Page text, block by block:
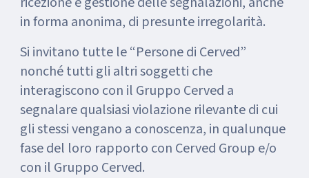
in forma anonima, di presunte irregolarità.
Si invitano tutte le “Persone di Cerved”
nonché tutti gli altri soggetti che
interagiscono con il Gruppo Cerved a
segnalare qualsiasi violazione rilevante di cui
gli stessi vengano a conoscenza, in qualunque
fase del loro rapporto con Cerved Group e/o
con il Gruppo Cerved.